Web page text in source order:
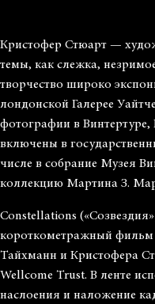
Кристофер Стюарт —
темы, как слежка,
творчество широко
лондонской Галерее
фотографии в
включены в
числе в собрание Музея
коллекцию Мартина З.
Constellations
короткометражный фильм
Тайхманн и Кристофера
Wellcome Trust. В ленте
наслоения и наложение